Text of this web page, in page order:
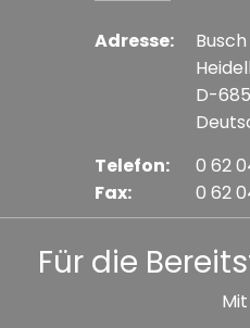
Adresse:
D-
Telefon:
Fax:
0 62
0 62
Für die